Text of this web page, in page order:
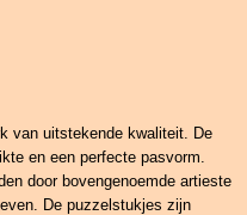
van uitstekende kwaliteit. De
en een perfecte pasvorm.
door bovengenoemde artieste
De puzzelstukjes zijn